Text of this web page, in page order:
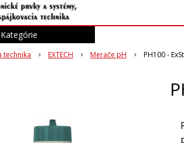
technika EXTECH Merače pH PH100 -
Kategórie